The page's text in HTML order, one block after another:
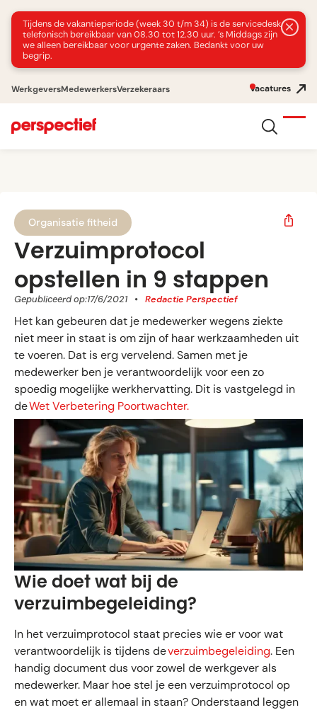
Tijdens de vakantieperiode (week 30 t/m 34) is de servicedesk
telefonisch bereikbaar van 08.30 tot 12.30 uur. ’s Middags zijn
we alleen bereikbaar voor urgente zaken. Bedankt voor uw
begrip.
WerkgeversMedewerkersVerzekeraars Vacatures
Organisatie fitheid
Verzuimprotocol
opstellen in 9 stappen
Gepubliceerd op:17/6/2021 • Redactie Perspectief
Het kan gebeuren dat je medewerker wegens ziekte
niet meer in staat is om zijn of haar werkzaamheden uit
te voeren. Dat is erg vervelend. Samen met je
medewerker ben je verantwoordelijk voor een zo
spoedig mogelijke werkhervatting. Dit is vastgelegd in
deWet Verbetering Poortwachter.
Wie doet wat bij de
verzuimbegeleiding?
In het verzuimprotocol staat precies wie er voor wat
verantwoordelijk is tijdens deverzuimbegeleiding. Een
handig document dus voor zowel de werkgever als
medewerker. Maar hoe stel je een verzuimprotocol op
en wat moet er allemaal in staan? Onderstaand leggen